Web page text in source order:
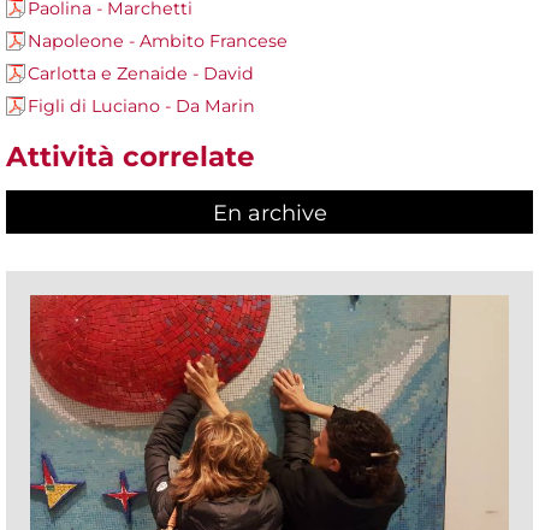
Paolina - Marchetti
Napoleone - Ambito Francese
Carlotta e Zenaide - David
Figli di Luciano - Da Marin
Attività correlate
En archive